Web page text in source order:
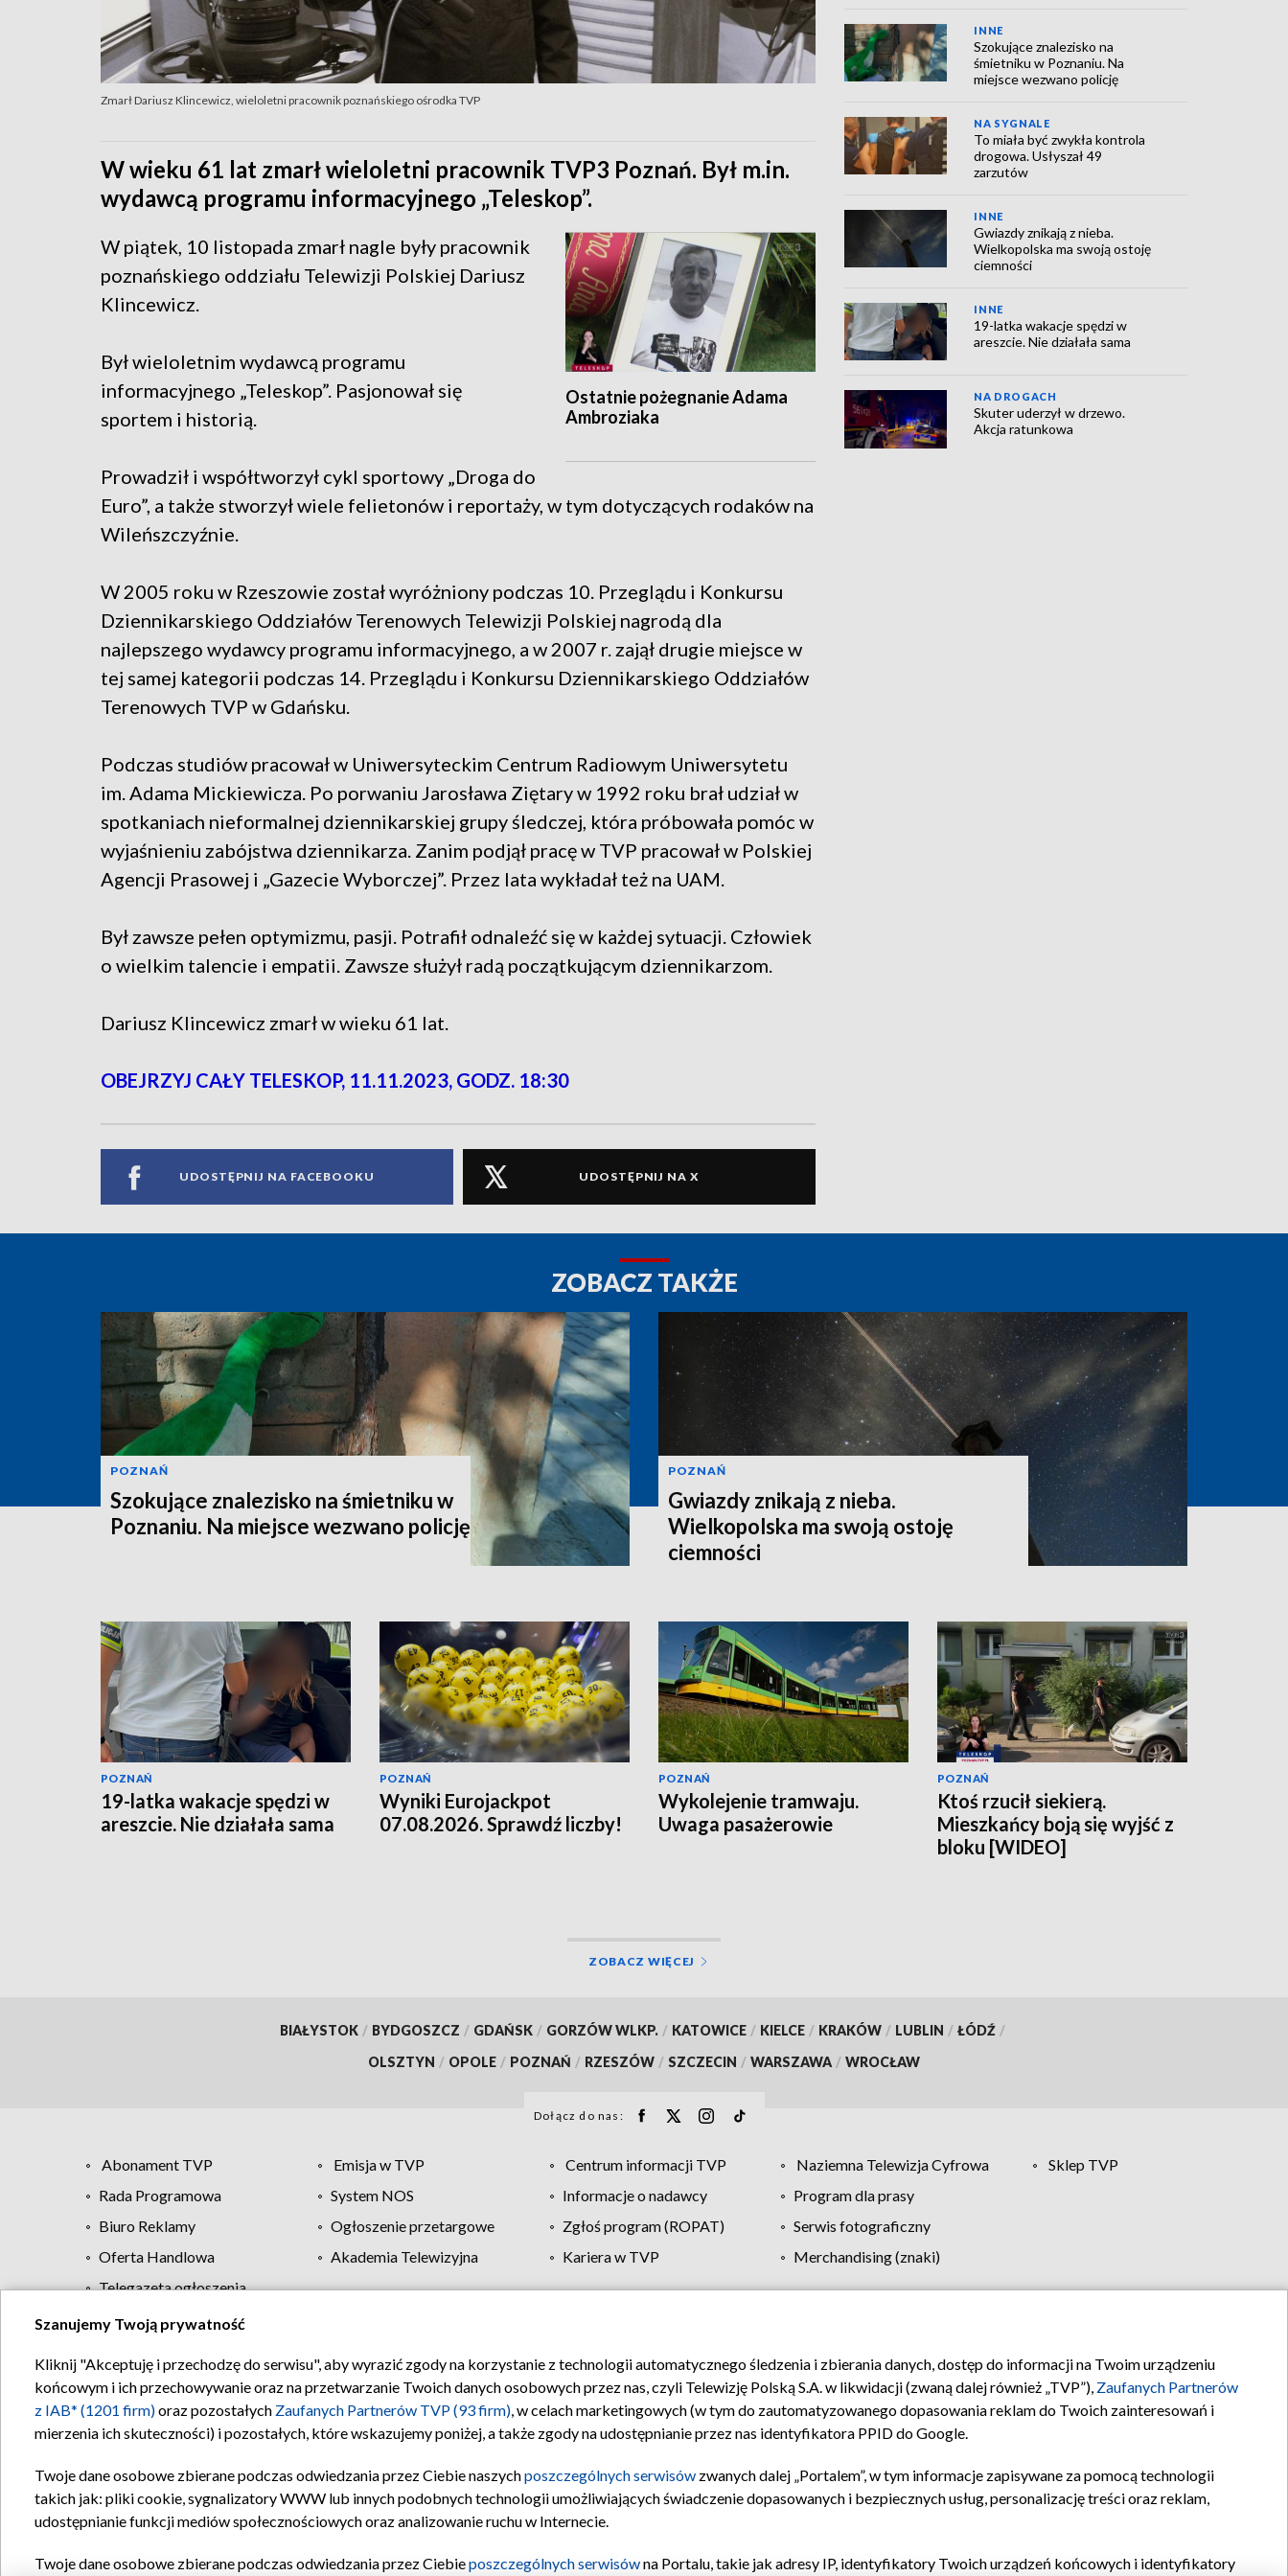
Zmarł Dariusz Klincewicz, wieloletni pracownik poznańskiego ośrodka TVP
W wieku 61 lat zmarł wieloletni pracownik TVP3 Poznań. Był m.in.
wydawcą programu informacyjnego „Teleskop”.
Ostatnie pożegnanie Adama
Ambroziaka
W piątek, 10 listopada zmarł nagle były pracownik
poznańskiego oddziału Telewizji Polskiej Dariusz
Klincewicz.
Był wieloletnim wydawcą programu
informacyjnego „Teleskop”. Pasjonował się
sportem i historią.
Prowadził i współtworzył cykl sportowy „Droga do
Euro”, a także stworzył wiele felietonów i reportaży, w tym dotyczących rodaków na
Wileńszczyźnie.
W 2005 roku w Rzeszowie został wyróżniony podczas 10. Przeglądu i Konkursu
Dziennikarskiego Oddziałów Terenowych Telewizji Polskiej nagrodą dla
najlepszego wydawcy programu informacyjnego, a w 2007 r. zajął drugie miejsce w
tej samej kategorii podczas 14. Przeglądu i Konkursu Dziennikarskiego Oddziałów
Terenowych TVP w Gdańsku.
Podczas studiów pracował w Uniwersyteckim Centrum Radiowym Uniwersytetu
im. Adama Mickiewicza. Po porwaniu Jarosława Ziętary w 1992 roku brał udział w
spotkaniach nieformalnej dziennikarskiej grupy śledczej, która próbowała pomóc w
wyjaśnieniu zabójstwa dziennikarza. Zanim podjął pracę w TVP pracował w Polskiej
Agencji Prasowej i „Gazecie Wyborczej”. Przez lata wykładał też na UAM.
Był zawsze pełen optymizmu, pasji. Potrafił odnaleźć się w każdej sytuacji. Człowiek
o wielkim talencie i empatii. Zawsze służył radą początkującym dziennikarzom.
Dariusz Klincewicz zmarł w wieku 61 lat.
OBEJRZYJ CAŁY TELESKOP, 11.11.2023, GODZ. 18:30
UDOSTĘPNIJ NA FACEBOOKU UDOSTĘPNIJ NA X
INNE
Szokujące znalezisko na
śmietniku w Poznaniu. Na
miejsce wezwano policję
NA SYGNALE
To miała być zwykła kontrola
drogowa. Usłyszał 49
zarzutów
INNE
Gwiazdy znikają z nieba.
Wielkopolska ma swoją ostoję
ciemności
INNE
19-latka wakacje spędzi w
areszcie. Nie działała sama
NA DROGACH
Skuter uderzył w drzewo.
Akcja ratunkowa
ZOBACZ TAKŻE
POZNAŃ
Szokujące znalezisko na śmietniku w
Poznaniu. Na miejsce wezwano policję
POZNAŃ
Gwiazdy znikają z nieba.
Wielkopolska ma swoją ostoję
ciemności
POZNAŃ
19-latka wakacje spędzi w
areszcie. Nie działała sama
POZNAŃ
Wyniki Eurojackpot
07.08.2026. Sprawdź liczby!
POZNAŃ
Wykolejenie tramwaju.
Uwaga pasażerowie
POZNAŃ
Ktoś rzucił siekierą.
Mieszkańcy boją się wyjść z
bloku [WIDEO]
ZOBACZ WIĘCEJ
BIAŁYSTOK / BYDGOSZCZ / GDAŃSK / GORZÓW WLKP. / KATOWICE / KIELCE / KRAKÓW / LUBLIN / ŁÓDŹ /
OLSZTYN / OPOLE / POZNAŃ / RZESZÓW / SZCZECIN / WARSZAWA / WROCŁAW
Dołącz do nas:
Abonament TVP Emisja w TVP Centrum informacji TVP Naziemna Telewizja Cyfrowa
Sklep TVP
Rada Programowa
System NOS Informacje o nadawcy
Program dla prasy
Biuro Reklamy
Ogłoszenie przetargowe Zgłoś program (ROPAT)
Serwis fotograficzny
Oferta Handlowa
Akademia Telewizyjna Kariera w TVP
Merchandising (znaki)
Telegazeta ogłoszenia
Regulamin TVP Polityka prywatności Moje zgody Pomoc Biuro reklamy Kontakt
Szanujemy Twoją prywatność
Kliknij "Akceptuję i przechodzę do serwisu", aby wyrazić zgody na korzystanie z technologii automatycznego śledzenia i zbierania danych, dostęp do informacji na Twoim urządzeniu
końcowym i ich przechowywanie oraz na przetwarzanie Twoich danych osobowych przez nas, czyli Telewizję Polską S.A. w likwidacji (zwaną dalej również „TVP”), Zaufanych Partnerów
z IAB* (1201 firm)oraz pozostałych Zaufanych Partnerów TVP (93 firm), w celach marketingowych (w tym do zautomatyzowanego dopasowania reklam do Twoich zainteresowań i
mierzenia ich skuteczności) i pozostałych, które wskazujemy poniżej, a także zgody na udostępnianie przez nas identyfikatora PPID do Google.
Twoje dane osobowe zbierane podczas odwiedzania przez Ciebie naszychposzczególnych serwisów zwanych dalej „Portalem”, w tym informacje zapisywane za pomocą technologii
takich jak: pliki cookie, sygnalizatory WWW lub innych podobnych technologii umożliwiających świadczenie dopasowanych i bezpiecznych usług, personalizację treści oraz reklam,
udostępnianie funkcji mediów społecznościowych oraz analizowanie ruchu w Internecie.
Twoje dane osobowe zbierane podczas odwiedzania przez Ciebieposzczególnych serwisówna Portalu, takie jak adresy IP, identyfikatory Twoich urządzeń końcowych i identyfikatory